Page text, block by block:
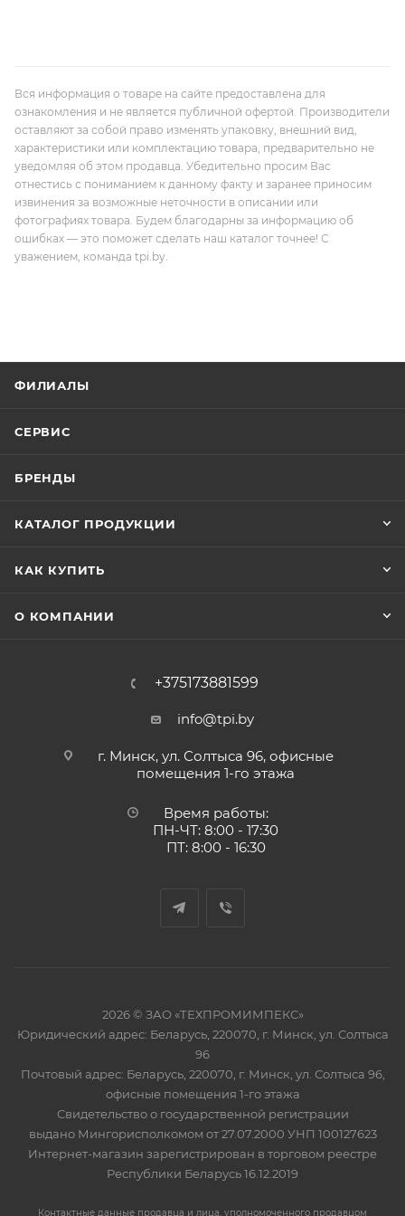
Вся информация о товаре на сайте предоставлена для
ознакомления и не является публичной офертой. Производители
оставляют за собой право изменять упаковку, внешний вид,
характеристики или комплектацию товара, предварительно не
уведомляя об этом продавца. Убедительно просим Вас
отнестись с пониманием к данному факту и заранее приносим
извинения за возможные неточности в описании или
фотографиях товара. Будем благодарны за информацию об
ошибках — это поможет сделать наш каталог точнее! С
уважением, команда tpi.by.
ФИЛИАЛЫ
СЕРВИС
БРЕНДЫ
КАТАЛОГ ПРОДУКЦИИ
КАК КУПИТЬ
О КОМПАНИИ
+375173881599
info@tpi.by
г. Минск, ул. Солтыса 96, офисные
помещения 1-го этажа
Время работы:
ПН-ЧТ: 8:00 - 17:30
ПТ: 8:00 - 16:30
2026 © ЗАО «ТЕХПРОМИМПЕКС»
Юридический адрес: Беларусь, 220070, г. Минск, ул. Солтыса
96
Почтовый адрес: Беларусь, 220070, г. Минск, ул. Солтыса 96,
офисные помещения 1-го этажа
Свидетельство о государственной регистрации
выдано Мингорисполкомом от 27.07.2000 УНП 100127623
Интернет-магазин зарегистрирован в торговом реестре
Республики Беларусь 16.12.2019
Контактные данные продавца и лица, уполномоченного продавцом